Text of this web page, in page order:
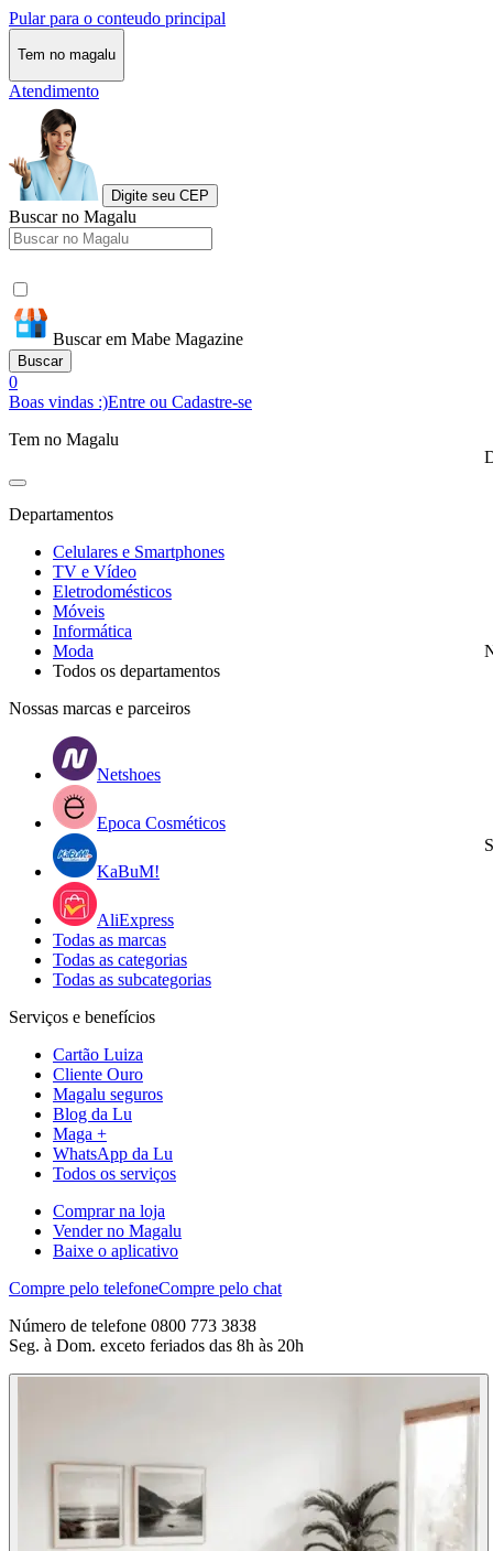
Pular para o conteudo principal
Tem no magalu
Atendimento
Digite seu CEP
Buscar no Magalu
Buscar em Mabe Magazine
Buscar
0
Boas vindas :)Entre ou Cadastre-se
Tem no Magalu
Departamentos
Celulares e Smartphones
TV e Vídeo
Eletrodomésticos
Móveis
Informática
Moda
Todos os departamentos
Nossas marcas e parceiros
Netshoes
Epoca Cosméticos
KaBuM!
AliExpress
Todas as marcas
Todas as categorias
Todas as subcategorias
Serviços e benefícios
Cartão Luiza
Cliente Ouro
Magalu seguros
Blog da Lu
Maga +
WhatsApp da Lu
Todos os serviços
Comprar na loja
Vender no Magalu
Baixe o aplicativo
Compre pelo telefoneCompre pelo chat
Número de telefone 0800 773 3838
Seg. à Dom. exceto feriados das 8h às 20h